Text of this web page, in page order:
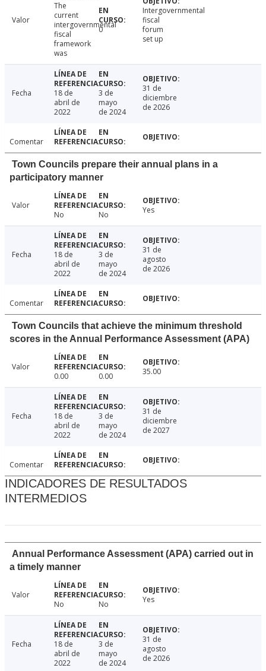
Valor
The
current
intergovernmental
fiscal
framework
was
0
Intergovernmental
fiscal
forum
set up
Fecha
18 de
abril de
2022
3 de
mayo
de 2024
31 de
diciembre
de 2026
Comentar
Town Councils prepare their annual plans in a
participatory manner
Valor
No
No Yes
Fecha
18 de
abril de
2022
3 de
mayo
de 2024
31 de
agosto
de 2026
Comentar
Town Councils that achieve the minimum threshold
scores in the Annual Performance Assessment (APA)
Valor
0.00
0.00 35.00
Fecha
18 de
abril de
2022
3 de
mayo
de 2024
31 de
diciembre
de 2027
Comentar
INDICADORES DE RESULTADOS
INTERMEDIOS
Annual Performance Assessment (APA) carried out in
a timely manner
Valor
No
No Yes
Fecha
18 de
abril de
2022
3 de
mayo
de 2024
31 de
agosto
de 2026